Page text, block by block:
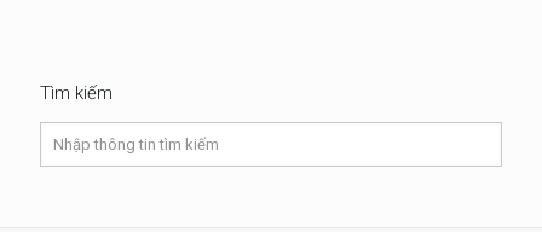
Tìm kiếm